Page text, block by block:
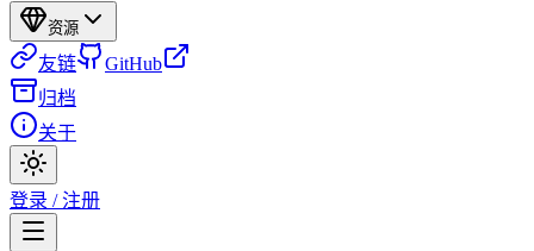
资源
友链
GitHub
归档
关于
登录 / 注册